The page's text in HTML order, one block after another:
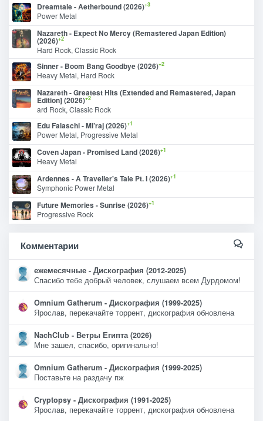
Dreamtale - Aetherbound (2026)+3
Power Metal
Nazareth - Expect No Mercy (Remastered Japan Edition)
(2026)+2
Hard Rock, Classic Rock
Sinner - Boom Bang Goodbye (2026)+2
Heavy Metal, Hard Rock
Nazareth - Greatest Hits (Extended and Remastered, Japan
Edition] (2026)+2
ard Rock, Classic Rock
Edu Falaschi - Mi’raj (2026)+1
Power Metal, Progressive Metal
Coven Japan - Promised Land (2026)+1
Heavy Metal
Ardennes - A Traveller's Tale Pt. I (2026)+1
Symphonic Power Metal
Future Memories - Sunrise (2026)+1
Progressive Rock
Комментарии
ежемесячные - Дискография (2012-2025)
Спасибо тебе добрый человек, слушаем всем Дурдомом!
Omnium Gatherum - Дискография (1999-2025)
Ярослав, перекачайте торрент, дискография обновлена
NachClub - Ветры Египта (2026)
Мне зашел, спасибо, оригинально!
Omnium Gatherum - Дискография (1999-2025)
Поставьте на раздачу пж
Cryptopsy - Дискография (1991-2025)
Ярослав, перекачайте торрент, дискография обновлена